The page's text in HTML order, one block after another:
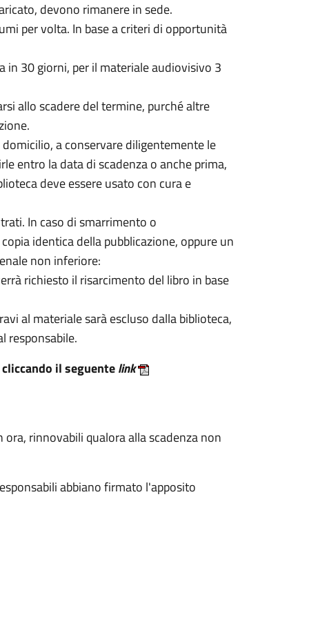
devono rimanere in sede.
per volta. In base a criteri di opportunità
30 giorni, per il materiale audiovisivo 3
allo scadere del termine, purché altre
a conservare diligentemente le
entro la data di scadenza o anche prima,
deve essere usato con cura e
In caso di smarrimento o
identica della pubblicazione, oppure un
non inferiore:
richiesto il risarcimento del libro in base
al materiale sarà escluso dalla biblioteca,
responsabile.
il seguentelink
rinnovabili qualora alla scadenza non
abbiano firmato l'apposito